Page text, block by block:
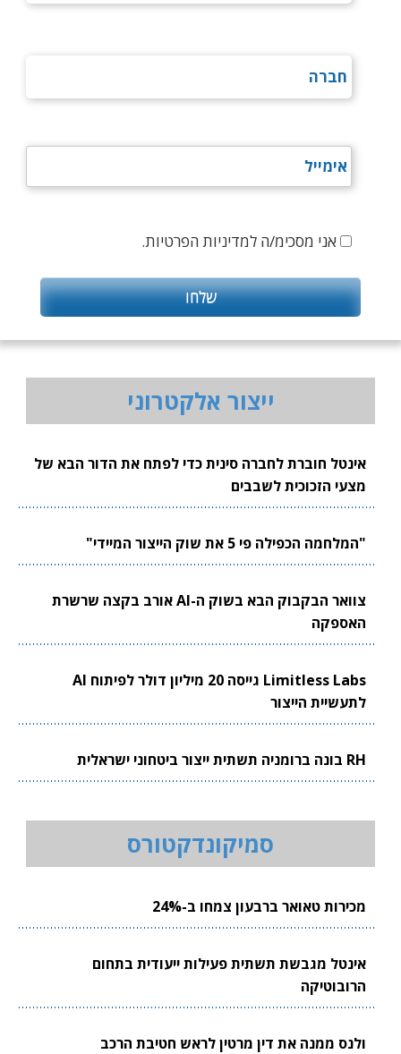
אני מסכימ/ה למדיניות הפרטיות.
ייצור אלקטרוני
אינטל חוברת לחברה סינית כדי לפתח את הדור הבא של
מצעי הזכוכית לשבבים
"המלחמה הכפילה פי 5 את שוק הייצור המיידי"
צוואר הבקבוק הבא בשוק ה-AI אורב בקצה שרשרת
האספקה
Limitless Labs גייסה 20 מיליון דולר לפיתוח AI
לתעשיית הייצור
RH בונה ברומניה תשתית ייצור ביטחוני ישראלית
סמיקונדקטורס
מכירות טאואר ברבעון צמחו ב-24%
אינטל מגבשת תשתית פעילות ייעודית בתחום
הרובוטיקה
ולנס ממנה את דין מרטין לראש חטיבת הרכב